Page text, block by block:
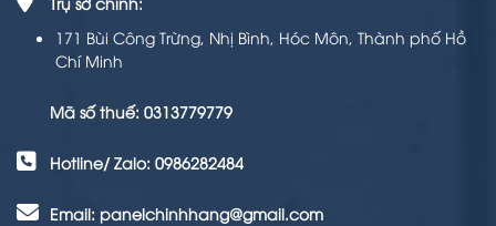
171 Bùi Công Trừng, Nhị Bình, Hóc Môn, Thành phố Hồ
Chí Minh
Mã số thuế: 0313779779
Hotline/ Zalo: 0986282484
Email: panelchinhhang@gmail.com